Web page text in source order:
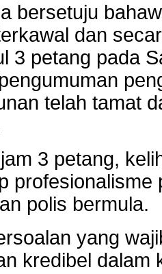
bersetuju
dan
3 petang pada
telah tamat
3 petang,
profesionalisme
polis bermula.
yang
kredibel dalam